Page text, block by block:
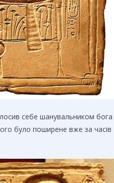
себе шанувальником бога
було поширене вже за часів